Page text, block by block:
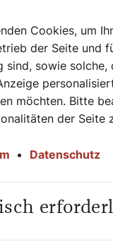
pro
Aber diese
ich 2015
reise ich mit
in Ihrem
Orte in
Cookies, um
der Seite und
sind, sowie
möchten. Bitte
der Seite
• Datenschutz